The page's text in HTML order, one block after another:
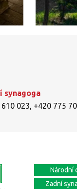
synagoga
023, +420 775
Národní
Zadní